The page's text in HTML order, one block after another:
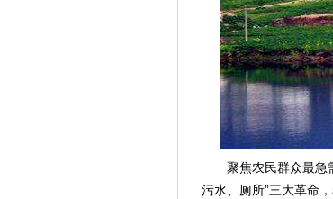
聚焦农民群众最急需
污水、厕所”三大革命